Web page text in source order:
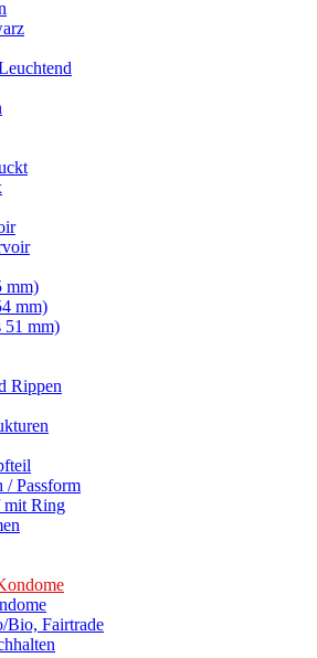
mm)
mm)
51 mm)
Rippen
/ Passform
mit Ring
Bio, Fairtrade